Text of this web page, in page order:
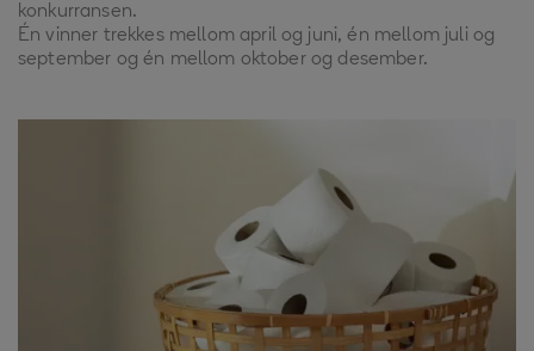
konkurransen.
Én vinner trekkes mellom april og juni, én mellom juli og
september og én mellom oktober og desember.